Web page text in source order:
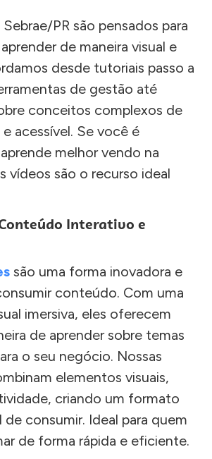
PR são pensados para
de maneira visual e
desde tutoriais passo a
de gestão até
conceitos complexos de
acessível. Se você é
melhor vendo na
vídeos são o recurso ideal
Interativo e
são uma forma inovadora e
conteúdo. Com uma
imersiva, eles oferecem
de aprender sobre temas
o seu negócio. Nossas
elementos visuais,
criando um formato
consumir. Ideal para quem
de forma rápida e eficiente.